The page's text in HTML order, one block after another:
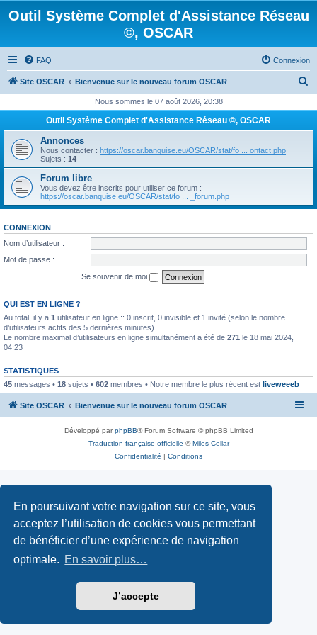
En poursuivant votre navigation sur ce site, vous
acceptez l’utilisation de cookies vous permettant
de bénéficier d’une expérience de navigation
optimale. En savoir plus…
J’accepte
Outil Système Complet d'Assistance Réseau
©, OSCAR
FAQ Connexion
Site OSCAR Bienvenue sur le nouveau forum OSCAR
h
r
r
Nous sommes le 07 août 2026, 20:38
Outil Système Complet d'Assistance Réseau ©, OSCAR
Annonces
Nous contacter : https://oscar.banquise.eu/OSCAR/stat/fo ... ontact.php
Sujets : 14
Forum libre
Vous devez être inscrits pour utiliser ce forum :
https://oscar.banquise.eu/OSCAR/stat/fo ... _forum.php
CONNEXION
Nom d’utilisateur :
Mot de passe :
Se souvenir de moi
QUI EST EN LIGNE ?
Au total, il y a 1 utilisateur en ligne :: 0 inscrit, 0 invisible et 1 invité (selon le nombre
d’utilisateurs actifs des 5 dernières minutes)
Le nombre maximal d’utilisateurs en ligne simultanément a été de 271 le 18 mai 2024,
04:23
STATISTIQUES
45 messages • 18 sujets • 602 membres • Notre membre le plus récent est liveweeeb
Site OSCAR Bienvenue sur le nouveau forum OSCAR
Développé parphpBB® Forum Software © phpBB Limited
Traduction française officielle ©Miles Cellar
Confidentialité | Conditions